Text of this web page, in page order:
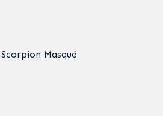
Scorpion Masqué